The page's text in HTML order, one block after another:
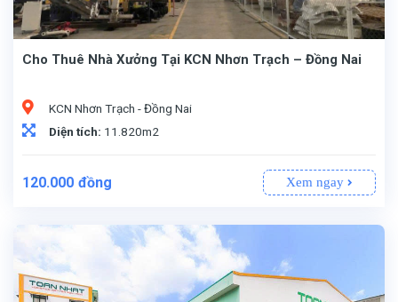
Cho Thuê Nhà Xưởng Tại KCN Nhơn Trạch – Đồng Nai
KCN Nhơn Trạch - Đồng Nai
Diện tích: 11.820m2
120.000 đồng Xem ngay